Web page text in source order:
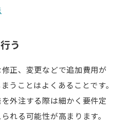
う
正、変更などで追加費用が
うことはよくあることです。
外注する際は細かく要件定
れる可能性が高まります。